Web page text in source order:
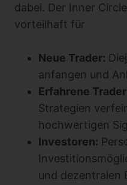
dabei. Der Inner
vorteilhaft für
Neue Trader:
anfangen und
Erfahrene
Strategien
hochwertigen
Investoren:
und dezentralen